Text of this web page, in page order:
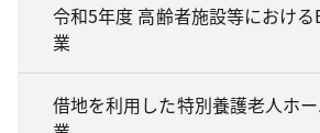
令和5年度 高齢者施設等におけ
業
借地を利用した特別養護老人ホ